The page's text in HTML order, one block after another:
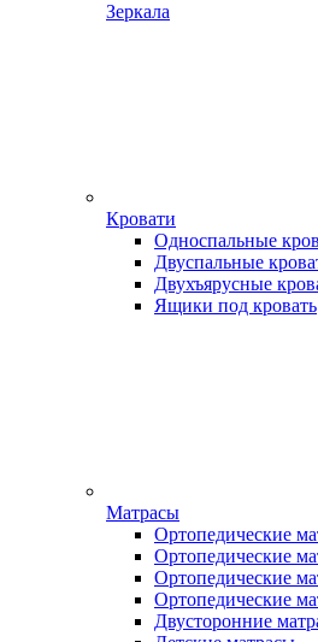
Зеркала
Кровати
Односпальные
Двуспальные
Двухъярусные
Ящики под кровать
Матрасы
Ортопедические
Ортопедические
Ортопедические
Ортопедические
Двусторонние